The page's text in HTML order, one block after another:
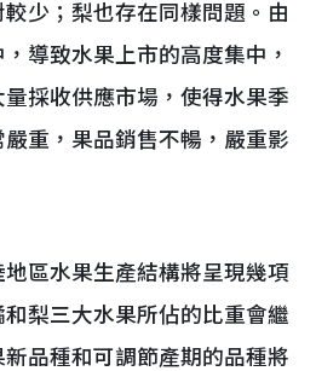
少；梨也存在同樣問題。由
導致水果上市的高度集中，
採收供應市場，使得水果季
重，果品銷售不暢，嚴重影
區水果生產結構將呈現幾項
梨三大水果所佔的比重會繼
品種和可調節產期的品種將